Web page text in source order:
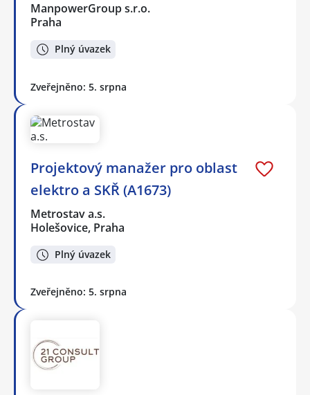
ManpowerGroup s.r.o.
Praha
Plný úvazek
Zveřejněno: 5. srpna
Projektový manažer pro oblast
elektro a SKŘ (A1673)
Metrostav a.s.
Holešovice, Praha
Plný úvazek
Zveřejněno: 5. srpna